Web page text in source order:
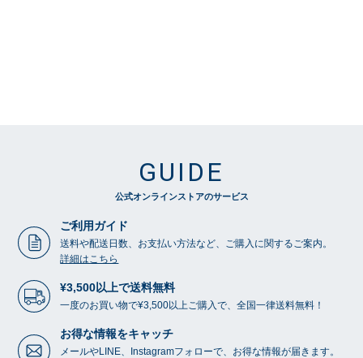
GUIDE
公式オンラインストアのサービス
ご利用ガイド
送料や配送日数、お支払い方法など、ご購入に関するご案内。
詳細はこちら
¥3,500以上で送料無料
一度のお買い物で¥3,500以上ご購入で、全国一律送料無料！
お得な情報をキャッチ
メールやLINE、Instagramフォローで、お得な情報が届きます。